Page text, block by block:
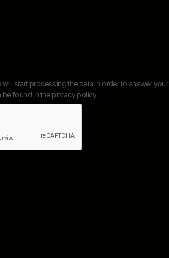
start processing the data in order to answer your
be found in theprivacy policy.